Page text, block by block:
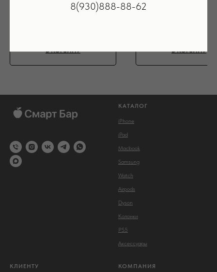
В КОРЗИНУ В КОРЗИНУ
КАТАЛОГ
iPhone
iPad
Macbook
Samsung
Watch
Airpods
Dyson
Колонки
PS5
Аксессуары
КЛИЕНТУ КОМПАНИЯ
8(930)888-88-62